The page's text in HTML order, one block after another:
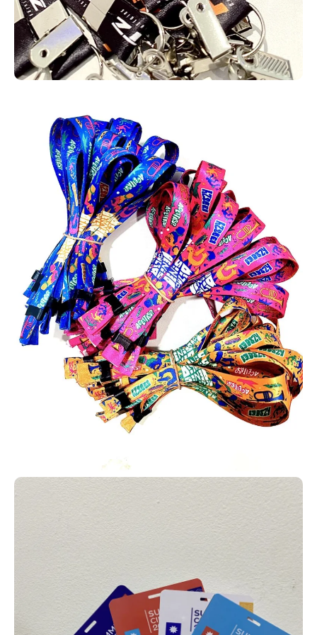
Cordões para crachá com personalização
exclusiva.
marketing em um único produto. Além de sustentarem crachás,
cartões RFID e credenciais, eles divulgam sua marca com
impressão contínua de logotipo e cores institucionais. Possuem
excelente acabamento, conforto e durabilidade, sendo ideais para
empresas, eventos, feiras, escolas, hospitais e indústrias. Com
eles, sua equipe fica padronizada e sua marca ganha mais